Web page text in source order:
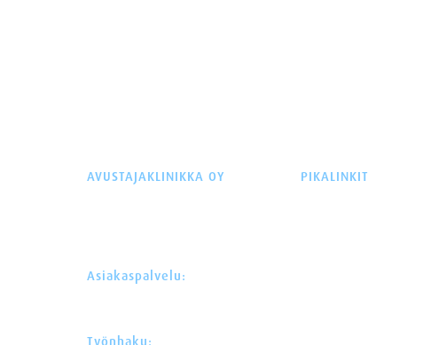
AVUSTAJAKLINIKKA OY
Asiakaspalvelu:
Työnhaku:
PIKALINKIT